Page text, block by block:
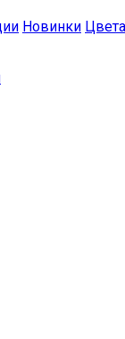
Новинки Цвета